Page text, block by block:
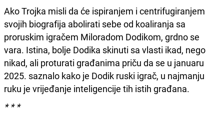
Ako Trojka misli da će ispiranjem i centrifugiranjem
svojih biografija abolirati sebe od koaliranja sa
proruskim igračem Miloradom Dodikom, grdno se
vara. Istina, bolje Dodika skinuti sa vlasti ikad, nego
nikad, ali proturati građanima priču da se u januaru
2025. saznalo kako je Dodik ruski igrač, u najmanju
ruku je vrijeđanje inteligencije tih istih građana.
* * *